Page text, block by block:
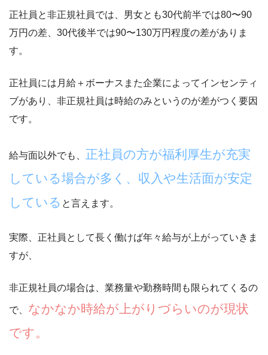
正社員と非正規社員では、男女とも30代前半では80〜90
万円の差
30代後半では90〜130万円程度の差がありま
す。
正社員には月給＋ボーナスまた企業によってインセンティ
ブがあり、非正規社員は時給のみというのが差がつく要因
です。
給与面以外でも、 正社員の方が福利厚生が充実
している場合が多く、収入や生活面が安定
している と言えます。
実際、正社員として長く働けば年々給与が上がっていきま
すが、
非正規社員の場合は、業務量や勤務時間も限られてくるの
で、 なかなか時給が上がりづらいのが現状
です。